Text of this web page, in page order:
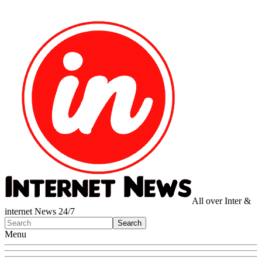
All over Inter &
internet News 24/7
Menu